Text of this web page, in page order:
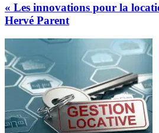
« Les innovations pour la
Hervé Parent